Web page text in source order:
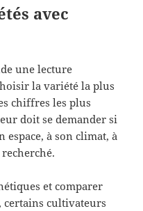
avec
une lecture
la variété la plus
chiffres les plus
doit se demander si
espace, à son climat, à
et comparer
cultivateurs